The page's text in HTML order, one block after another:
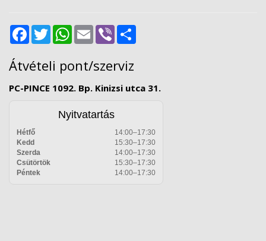
FacebookTwitter WhatsApp
Email Viber
Átvételi pont/szerviz
PC-PINCE 1092. Bp. Kinizsi utca 31.
Nyitvatartás
Hétfő
14:00–17:30
Kedd
15:30–17:30
Szerda
14:00–17:30
Csütörtök
15:30–17:30
Péntek
14:00–17:30